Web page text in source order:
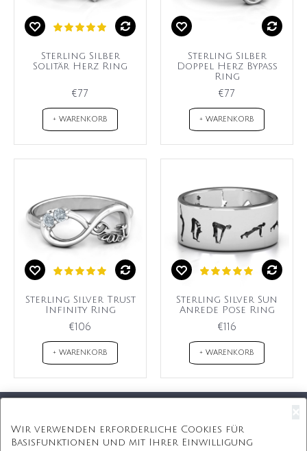
Sterling Silber
Solitär Herz Ring
€77
+ WARENKORB
Sterling Silber
Doppel Herz Bypass
Ring
€77
+ WARENKORB
Sterling Silver Trust
Infinity Ring
€106
+ WARENKORB
Sterling Silver Sun
Anrede Pose Ring
€116
+ WARENKORB
Kostenlose Geschenkbox
Wir verwenden erforderliche Cookies für
Basisfunktionen und mit Ihrer Einwilligung